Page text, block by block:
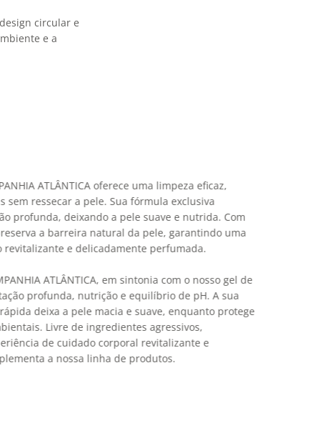
circular e
e a
ATLÂNTICA oferece uma limpeza eficaz,
sem ressecar a pele. Sua fórmula exclusiva
profunda, deixando a pele suave e nutrida. Com
a barreira natural da pele, garantindo uma
revitalizante e delicadamente perfumada.
ATLÂNTICA, em sintonia com o nosso gel de
profunda, nutrição e equilíbrio de pH. A sua
deixa a pele macia e suave, enquanto protege
Livre de ingredientes agressivos,
de cuidado corporal revitalizante e
a nossa linha de produtos.